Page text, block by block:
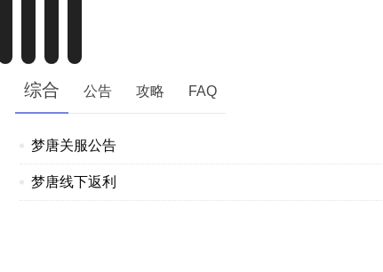
综合 公告 攻略 FAQ
梦唐关服公告
梦唐线下返利